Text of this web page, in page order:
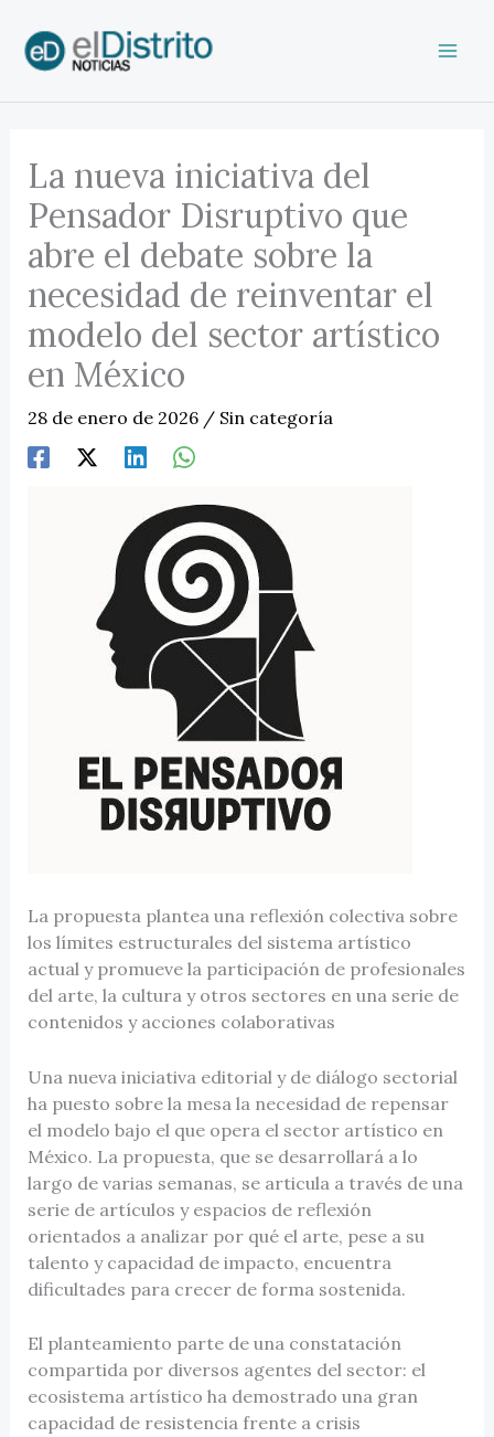
contenido
La nueva iniciativa del
Pensador Disruptivo que
abre el debate sobre la
necesidad de reinventar el
modelo del sector artístico
en México
28 de enero de 2026 / Sin categoría
La propuesta plantea una reflexión colectiva sobre
los límites estructurales del sistema artístico
actual y promueve la participación de profesionales
del arte, la cultura y otros sectores en una serie de
contenidos y acciones colaborativas
Una nueva iniciativa editorial y de diálogo sectorial
ha puesto sobre la mesa la necesidad de repensar
el modelo bajo el que opera el sector artístico en
México. La propuesta, que se desarrollará a lo
largo de varias semanas, se articula a través de una
serie de artículos y espacios de reflexión
orientados a analizar por qué el arte, pese a su
talento y capacidad de impacto, encuentra
dificultades para crecer de forma sostenida.
El planteamiento parte de una constatación
compartida por diversos agentes del sector: el
ecosistema artístico ha demostrado una gran
capacidad de resistencia frente a crisis